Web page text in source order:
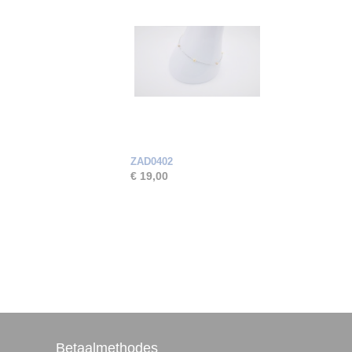
ZAD0402
€ 19,00
Betaalmethodes